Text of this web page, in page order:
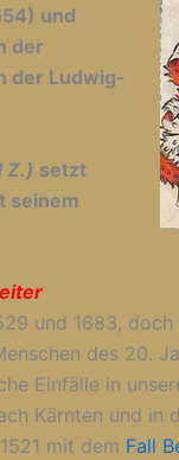
und
der
der Ludwig-
Z.) setzt
seinem
und 1683,
des 20.
Einfälle in
Kärnten und in
mit dem Fall